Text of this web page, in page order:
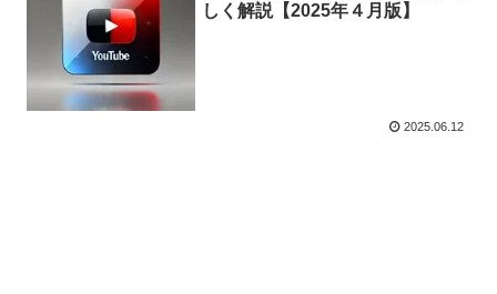
しく解説【2025年４月版】
2025.06.12